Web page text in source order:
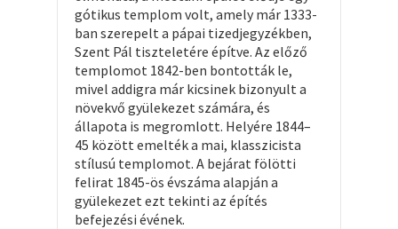
gótikus templom volt, amely már 1333-
ban szerepelt a pápai tizedjegyzékben,
Szent Pál tiszteletére építve. Az előző
templomot 1842-ben bontották le,
mivel addigra már kicsinek bizonyult a
növekvő gyülekezet számára, és
állapota is megromlott. Helyére 1844–
45 között emelték a mai, klasszicista
stílusú templomot. A bejárat fölötti
felirat 1845-ös évszáma alapján a
gyülekezet ezt tekinti az építés
befejezési évének.